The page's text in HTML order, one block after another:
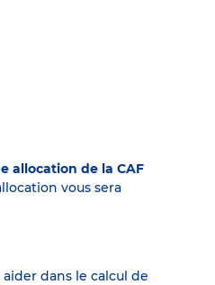
allocation de la CAF
vous sera
dans le calcul de